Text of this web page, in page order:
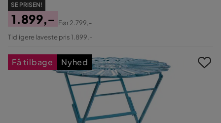
SE PRISEN!
Pris
1.899,-
Original
Før2.799,-
Tidligere laveste pris 1.899,-
Få tilbage Nyhed